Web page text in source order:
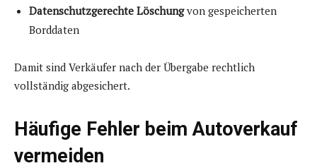
Datenschutzgerechte Löschungvon gespeicherten
Borddaten
Damit sind Verkäufer nach der Übergabe rechtlich
vollständig abgesichert.
Häufige Fehler beim Autoverkauf
vermeiden